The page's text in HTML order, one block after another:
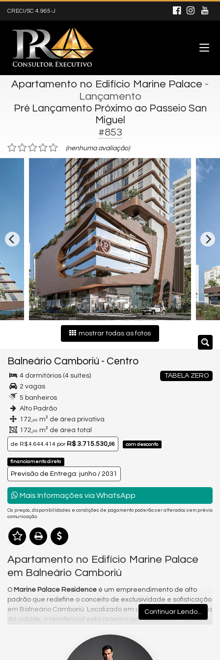
CRECI/SC 4.965-J
Apartamento no Edifício Marine Palace -
Lançamento
Pré Lançamento Próximo ao Passeio San
Miguel
#853
(nenhuma avaliação)
mostrar todas as fotos
Balneário Camboriú - Centro
TABELA ZERO
4 dormitórios (4 suítes)
2 vagas
5 banheiros
Alto Padrão
172,00 m² de área privativa
172,00 m² de área total
de R$ 4.644.414 porR$ 3.715.530,96 com desconto
financiamento direto
Previsão de Entrega: junho / 2031
Mais Informações via WhatsApp
Os preços, disponibilidades e condições de pagamento poderão ser alterados sem prévia
comunicação.
Apartamento no Edifício Marine Palace
em Balneário Camboriú
O Marine Palace Residence é um empreendimento de alto
padrão que redefine o conceito de exclusividade e sofisticação
em Balneário Camboriú. Localizado em uma região privilegiada
da cidade, o residencial está próximo ao Passeio San Miguel, à
conveniência e lazer da região. Com impressionantes
47 pavimentose apenas75 apartamentos
empreendimento foi projetado para oferecer conforto,
Continuar Lendo...